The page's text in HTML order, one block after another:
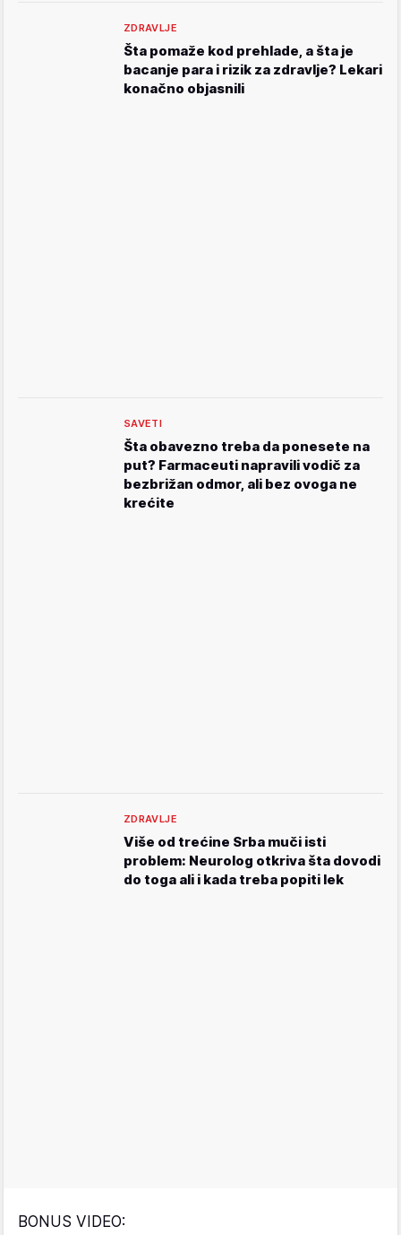
ZDRAVLJE
Šta pomaže kod prehlade, a šta je
bacanje para i rizik za zdravlje? Lekari
konačno objasnili
SAVETI
Šta obavezno treba da ponesete na
put? Farmaceuti napravili vodič za
bezbrižan odmor, ali bez ovoga ne
krećite
ZDRAVLJE
Više od trećine Srba muči isti
problem: Neurolog otkriva šta dovodi
do toga ali i kada treba popiti lek
BONUS VIDEO: